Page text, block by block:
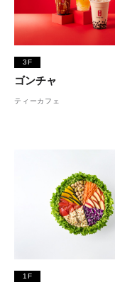
3F
ゴンチャ
ティーカフェ
1F